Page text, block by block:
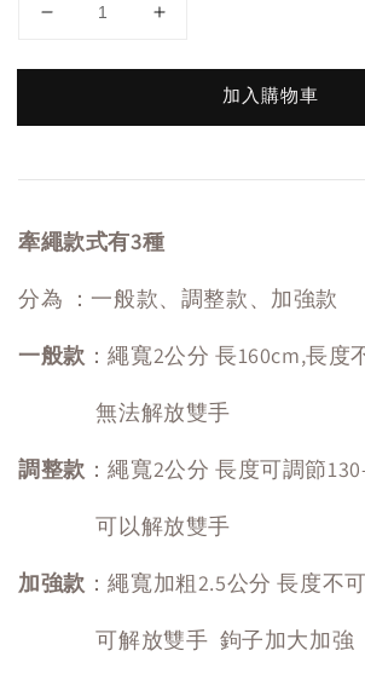
加入購物車
牽繩款式有3種
分為 ：一般款、調整款、加強款
一般款 ：繩寬2公分 長160cm,長度
無法解放雙手
調整款 ：繩寬2公分 長度可調節
可以解放雙手
加強款 ：繩寬加粗2.5公分 長度不
可解放雙手 鉤子加大加強